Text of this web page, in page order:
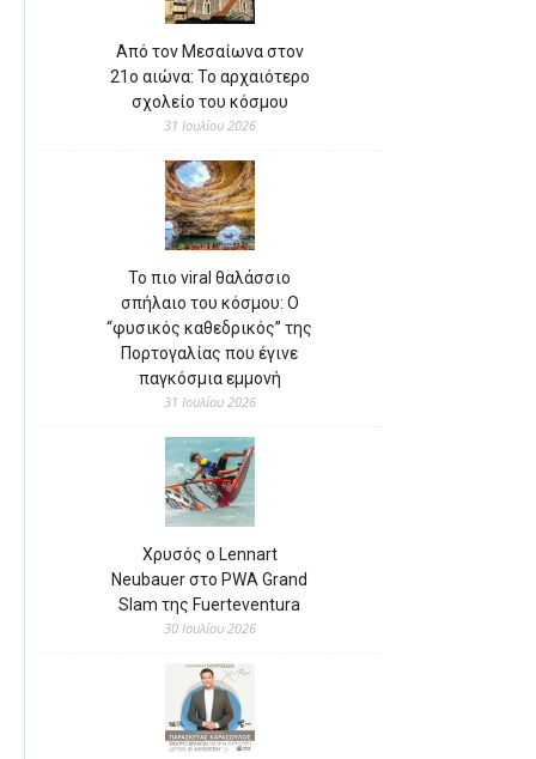
Από τον Μεσαίωνα στον
21ο αιώνα: Το αρχαιότερο
σχολείο του κόσμου
31 Ιουλίου 2026
Το πιο viral θαλάσσιο
σπήλαιο του κόσμου: Ο
“φυσικός καθεδρικός” της
Πορτογαλίας που έγινε
παγκόσμια εμμονή
31 Ιουλίου 2026
Χρυσός ο Lennart
Neubauer στο PWA Grand
Slam της Fuerteventura
30 Ιουλίου 2026